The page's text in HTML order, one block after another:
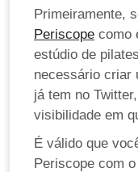
Primeiramente,
Periscope como
estúdio de
necessário criar
já tem no
visibilidade em
É válido que
Periscope com